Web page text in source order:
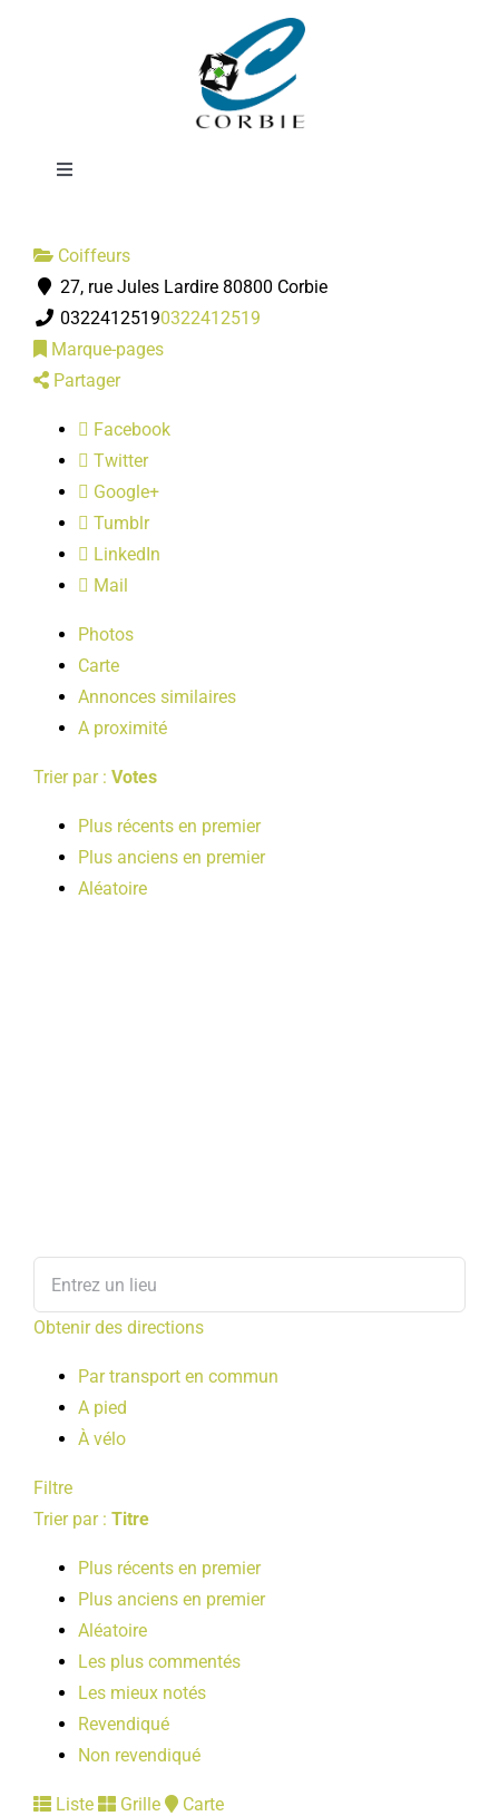
Toggle
DÉMARCHES ADMINISTRATIVES
SERVICES MUNICIPAUX
PRATIQUE
LOISIRS
PUBLICATIONS
Studio 22
Femmes
Coiffeurs
27, rue Jules Lardire 80800 Corbie
03224125190322412519
Marque-pages
Partager
Facebook
Twitter
Google+
Tumblr
LinkedIn
Mail
Photos
Carte
Annonces similaires
A proximité
Trier par : Votes
Plus récents en premier
Plus anciens en premier
Aléatoire
Obtenir des directions
Par transport en commun
A pied
À vélo
Filtre
Trier par : Titre
Plus récents en premier
Plus anciens en premier
Aléatoire
Les plus commentés
Les mieux notés
Revendiqué
Non revendiqué
Liste Grille
Carte